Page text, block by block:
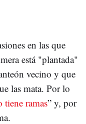
en las que
está "plantada"
vecino y que
las mata. Por lo
tiene ramas” y, por